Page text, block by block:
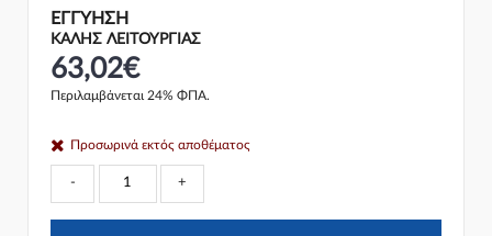
ΕΓΓΎΗΣΗ
ΚΑΛΗΣ ΛΕΙΤΟΥΡΓΙΑΣ
63,02€
Περιλαμβάνεται 24% ΦΠΑ.
Προσωρινά εκτός αποθέματος
- +